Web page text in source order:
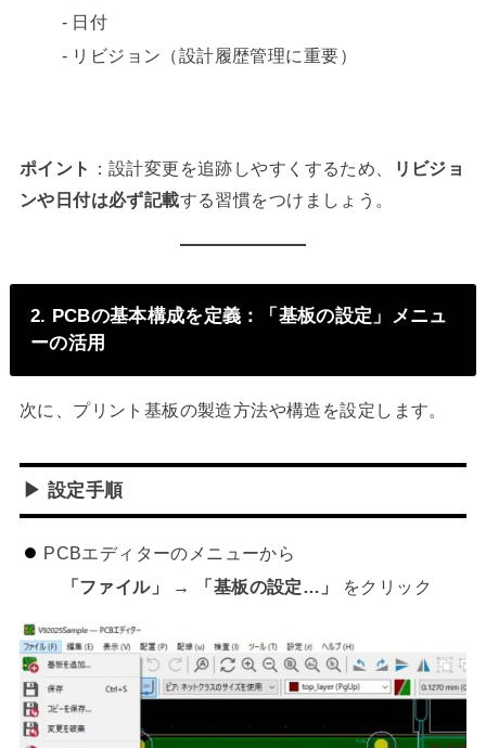
- 日付
- リビジョン（設計履歴管理に重要）
ポイント ：設計変更を追跡しやすくするため、
リビジョ
ンや日付は必ず記載する習慣をつけましょう。
2. PCBの基本構成を定義：「基板の設定」メニュ
ーの活用
次に、プリント基板の製造方法や構造を設定します。
▶ 設定手順
PCBエディターのメニューから
「ファイル」 → 「基板の設定…」
をクリック